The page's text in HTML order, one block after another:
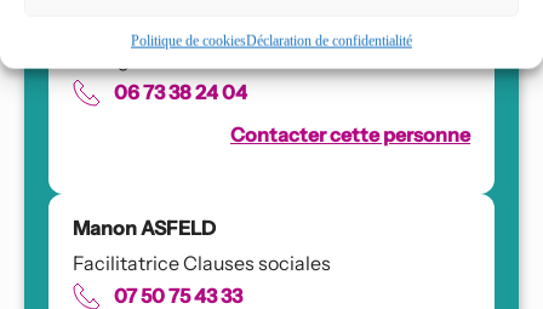
Politique de cookiesDéclaration de confidentialité
06 73 38 24 04
Contacter cette personne
Manon ASFELD
Facilitatrice Clauses sociales
07 50 75 43 33